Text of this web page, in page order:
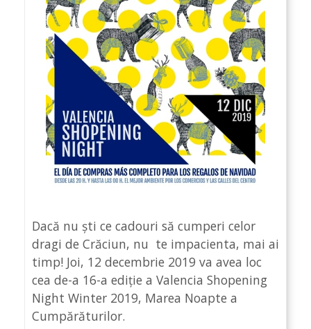
Dacă nu ști ce cadouri să cumperi celor
dragi de Crăciun, nu te impacienta, mai ai
timp! Joi, 12 decembrie 2019 va avea loc
cea de-a 16-a ediție a Valencia Shopening
Night Winter 2019, Marea Noapte a
Cumpărăturilor.